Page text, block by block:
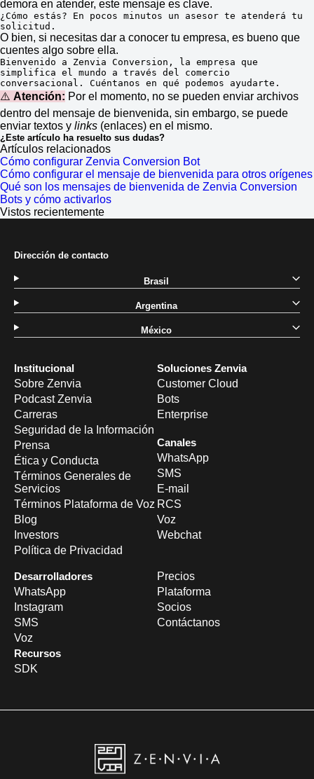
demora en atender, este mensaje es clave.
¿Cómo estás? En pocos minutos un asesor te atenderá tu
solicitud.
O bien, si necesitas dar a conocer tu empresa, es bueno que
cuentes algo sobre ella.
Bienvenido a Zenvia Conversion, la empresa que
simplifica el mundo a través del comercio
conversacional. Cuéntanos en qué podemos ayudarte.
⚠️ Atención: Por el momento, no se pueden enviar archivos
dentro del mensaje de bienvenida, sin embargo, se puede
enviar textos y links (enlaces) en el mismo.
¿Este artículo ha resuelto sus dudas?
Artículos relacionados
Cómo configurar Zenvia Conversion Bot
Cómo configurar el mensaje de bienvenida para otros orígenes
Qué son los mensajes de bienvenida de Zenvia Conversion
Bots y cómo activarlos
Vistos recientemente
Institucional
Sobre Zenvia
Podcast Zenvia
Carreras
Seguridad de la Información
Prensa
Ética y Conducta
Términos Generales de
Servicios
Términos Plataforma de Voz
Blog
Investors
Política de Privacidad
Soluciones Zenvia
Customer Cloud
Bots
Enterprise
Canales
WhatsApp
SMS
E-mail
RCS
Voz
Webchat
Desarrolladores
WhatsApp
Instagram
SMS
Voz
Recursos
SDK
Precios
Plataforma
Socios
Contáctanos
Dirección de contacto
Brasil
Argentina
México